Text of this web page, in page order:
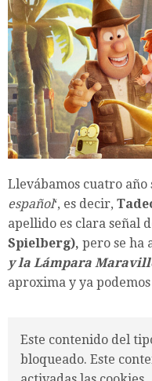
Llevábamos cuatro año
español‘, es decir,
apellido es clara señal
Spielberg), pero se ha
y la Lámpara
aproxima y ya
Este contenido del
bloqueado. Este